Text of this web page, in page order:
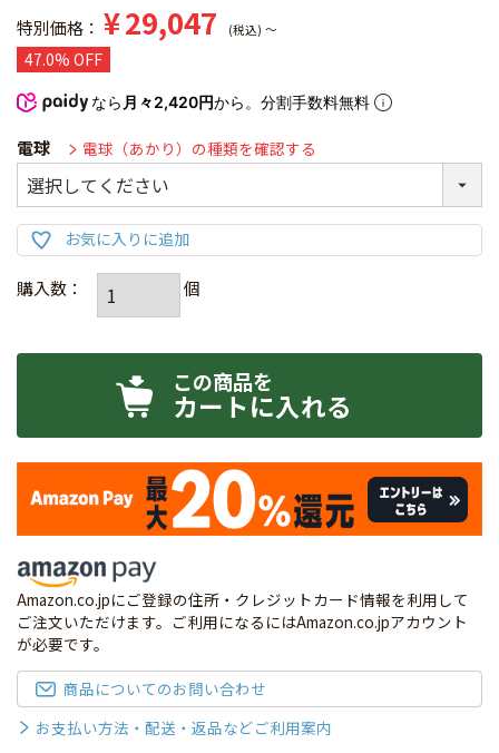
特別価格 ¥29,047 税込 〜
47.0% OFF
なら 月々2,420円から。分割手数料無料
電球 電球（あかり）の種類を確認する
カートに入れる
Amazon.co.jpにご登録の住所・クレジットカード情報を利用して
ご注文いただけます。ご利用になるにはAmazon.co.jpアカウント
が必要です。
商品についてのお問い合わせ
お支払い方法・配送・返品などご利用案内